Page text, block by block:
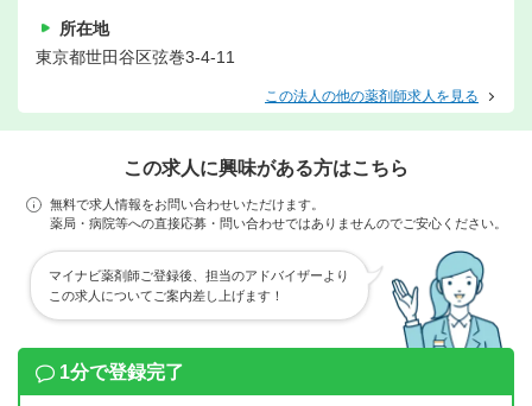
所在地
東京都世田谷区弦巻3-4-11
この法人の他の薬剤師求人を見る
この求人に興味がある方はこちら
無料で求人情報をお問い合わせいただけます。
薬局・病院等への直接応募・問い合わせではありませんのでご安心ください。
マイナビ薬剤師ご登録後、担当のアドバイザーより
この求人についてご案内差し上げます！
1分で登録完了